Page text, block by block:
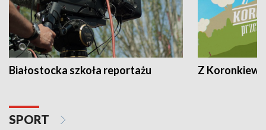
Białostocka szkoła reportażu Z
SPORT